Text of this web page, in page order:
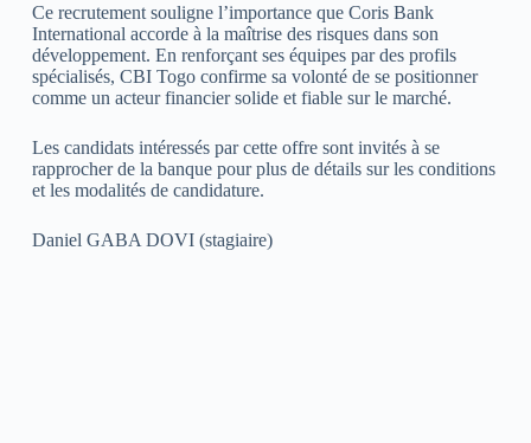
Ce recrutement souligne l’importance que Coris Bank
International accorde à la maîtrise des risques dans son
développement. En renforçant ses équipes par des profils
spécialisés, CBI Togo confirme sa volonté de se positionner
comme un acteur financier solide et fiable sur le marché.
Les candidats intéressés par cette offre sont invités à se
rapprocher de la banque pour plus de détails sur les conditions
et les modalités de candidature.
Daniel GABA DOVI (stagiaire)